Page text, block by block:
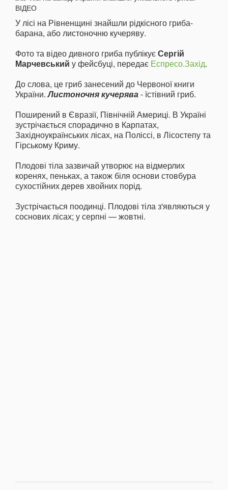
У лісі на Рівненщині знайшли рідкісного гриба-
барана, або листоночню кучеряву.
Фото та відео дивного гриба публікуєСергій
Марчевський у фейсбуці, передає Еспресо.Захід.
До слова, це гриб занесений до Червоної книги
України.Листоночня кучерява- їстівний гриб.
Поширений в Євразії, Північній Америці. В Україні
зустрічається спорадично в Карпатах,
Західноукраїнських лісах, на Поліссі, в Лісостепу та
Гірському Криму.
Плодові тіла зазвичай утворює на відмерлих
коренях, пеньках, а також біля основи стовбура
сухостійних дерев хвойних порід.
Зустрічається поодинці. Плодові тіла з'являються у
соснових лісах; у серпні — жовтні.